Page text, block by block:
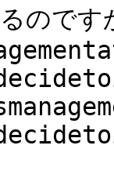
ので